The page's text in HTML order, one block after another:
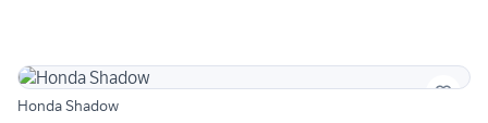
Honda Shadow